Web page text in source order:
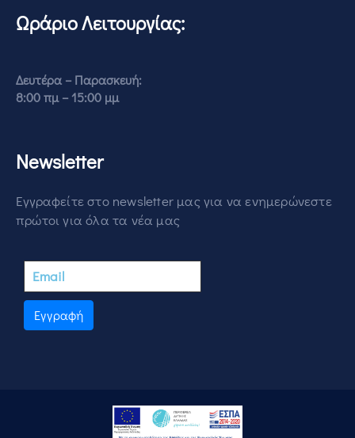
Ωράριο Λειτουργίας:
Δευτέρα – Παρασκευή:
8:00 πμ – 15:00 μμ
Newsletter
Εγγραφείτε στο newsletter μας για να ενημερώνεστε
πρώτοι για όλα τα νέα μας
Εγγραφή